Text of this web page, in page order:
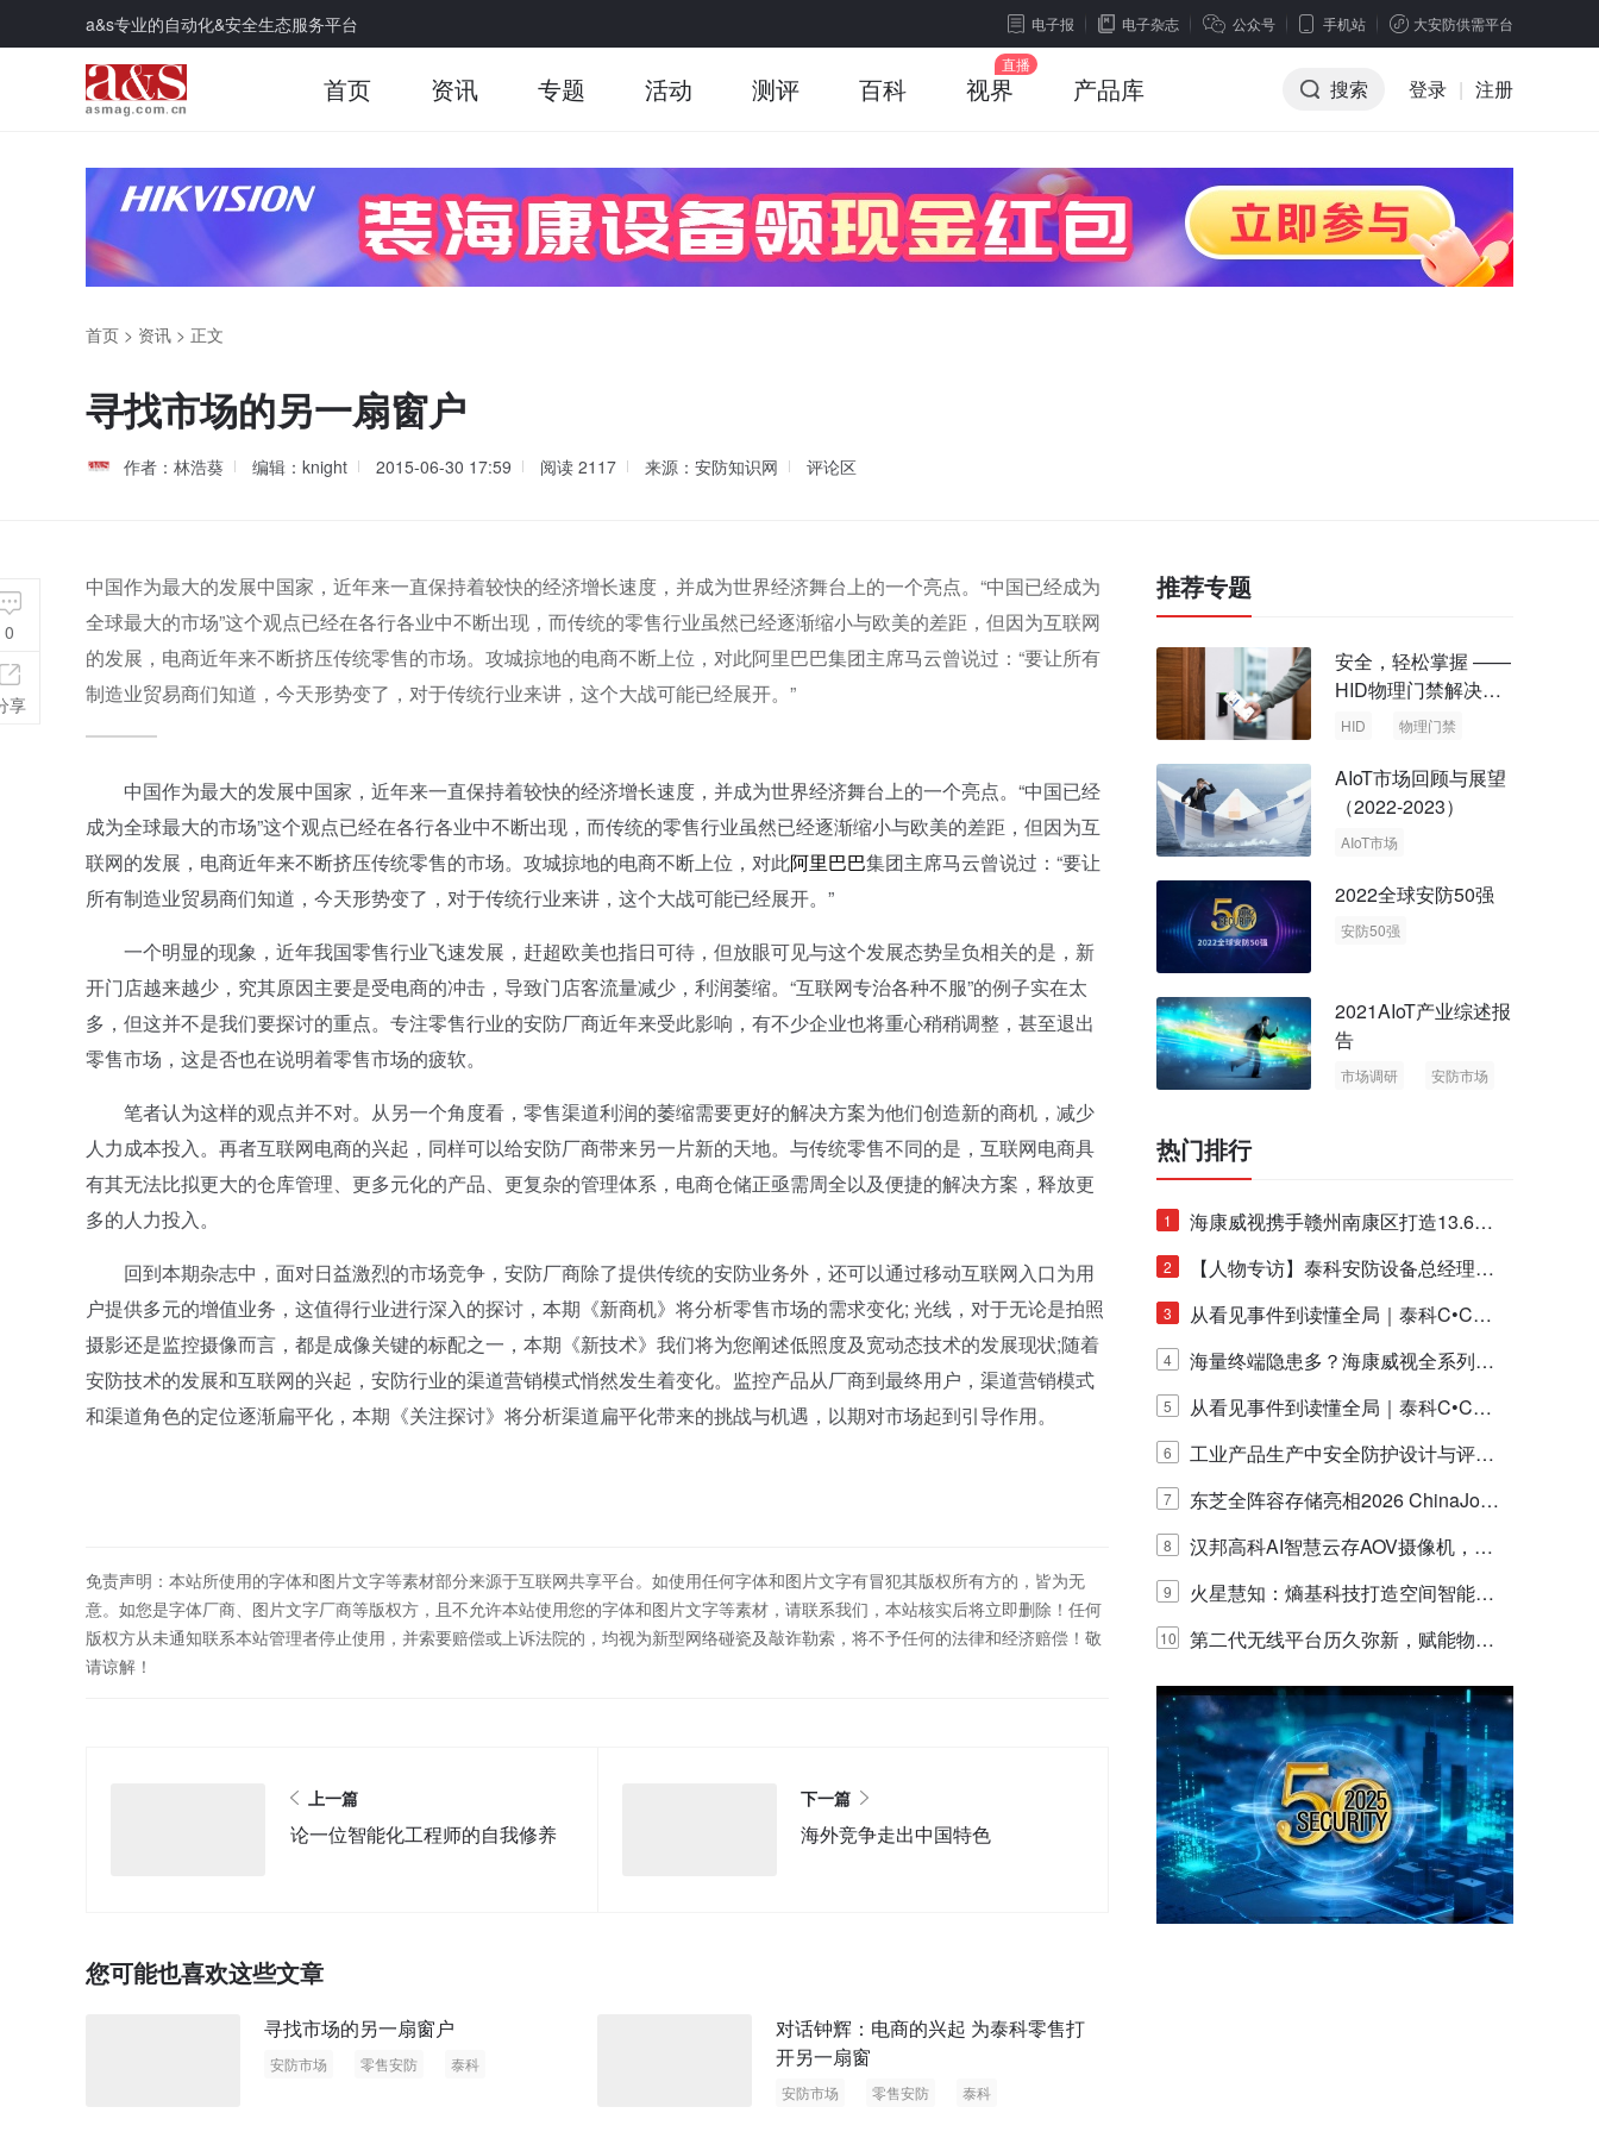
a&s专业的自动化&安全生态服务平台 电子报 电子杂志 公众号 手机站 大安防供需平台
首页 资讯 专题 活动 测评 百科 视界 产品库 搜索 登录 | 注册
首页 > 资讯 > 正文
寻找市场的另一扇窗户
作者：林浩葵 编辑：knight 2015-06-30 17:59 阅读 2117 来源：安防知识网 评论区
中国作为最大的发展中国家，近年来一直保持着较快的经济增长速度，并成为世界经济舞台上的一个亮点。“中国已经成为
全球最大的市场”这个观点已经在各行各业中不断出现，而传统的零售行业虽然已经逐渐缩小与欧美的差距，但因为互联网
的发展，电商近年来不断挤压传统零售的市场。攻城掠地的电商不断上位，对此阿里巴巴集团主席马云曾说过：“要让所有
制造业贸易商们知道，今天形势变了，对于传统行业来讲，这个大战可能已经展开。”
中国作为最大的发展中国家，近年来一直保持着较快的经济增长速度，并成为世界经济舞台上的一个亮点。“中国已经
成为全球最大的市场”这个观点已经在各行各业中不断出现，而传统的零售行业虽然已经逐渐缩小与欧美的差距，但因为互
联网的发展，电商近年来不断挤压传统零售的市场。攻城掠地的电商不断上位，对此阿里巴巴集团主席马云曾说过：“要让
所有制造业贸易商们知道，今天形势变了，对于传统行业来讲，这个大战可能已经展开。”
一个明显的现象，近年我国零售行业飞速发展，赶超欧美也指日可待，但放眼可见与这个发展态势呈负相关的是，新
开门店越来越少，究其原因主要是受电商的冲击，导致门店客流量减少，利润萎缩。“互联网专治各种不服”的例子实在太
多，但这并不是我们要探讨的重点。专注零售行业的安防厂商近年来受此影响，有不少企业也将重心稍稍调整，甚至退出
零售市场，这是否也在说明着零售市场的疲软。
笔者认为这样的观点并不对。从另一个角度看，零售渠道利润的萎缩需要更好的解决方案为他们创造新的商机，减少
人力成本投入。再者互联网电商的兴起，同样可以给安防厂商带来另一片新的天地。与传统零售不同的是，互联网电商具
有其无法比拟更大的仓库管理、更多元化的产品、更复杂的管理体系，电商仓储正亟需周全以及便捷的解决方案，释放更
多的人力投入。
回到本期杂志中，面对日益激烈的市场竞争，安防厂商除了提供传统的安防业务外，还可以通过移动互联网入口为用
户提供多元的增值业务，这值得行业进行深入的探讨，本期《新商机》将分析零售市场的需求变化; 光线，对于无论是拍照
摄影还是监控摄像而言，都是成像关键的标配之一，本期《新技术》我们将为您阐述低照度及宽动态技术的发展现状;随着
安防技术的发展和互联网的兴起，安防行业的渠道营销模式悄然发生着变化。监控产品从厂商到最终用户，渠道营销模式
和渠道角色的定位逐渐扁平化，本期《关注探讨》将分析渠道扁平化带来的挑战与机遇，以期对市场起到引导作用。
免责声明：本站所使用的字体和图片文字等素材部分来源于互联网共享平台。如使用任何字体和图片文字有冒犯其版权所有方的，皆为无
意。如您是字体厂商、图片文字厂商等版权方，且不允许本站使用您的字体和图片文字等素材，请联系我们，本站核实后将立即删除！任何
版权方从未通知联系本站管理者停止使用，并索要赔偿或上诉法院的，均视为新型网络碰瓷及敲诈勒索，将不予任何的法律和经济赔偿！敬
请谅解！
上一篇
论一位智能化工程师的自我修养
下一篇
海外竞争走出中国特色
您可能也喜欢这些文章
寻找市场的另一扇窗户
安防市场 零售安防 泰科
对话钟辉：电商的兴起 为泰科零售打
开另一扇窗
安防市场 零售安防 泰科
0
享
推荐专题
安全，轻松掌握 ——
HID物理门禁解决方
案，启动智慧安全新
HID 物理门禁
AIoT市场回顾与展望
（2022-2023）
AIoT市场
2022全球安防50强
安防50强
2021AIoT产业综述报
告
市场调研
安防市场
热门排行
1
海康威视携手赣州南康区打造13.6公
里绿波网
2
【人物专访】泰科安防设备总经理张
宁解码安防出海新范式
3
从看见事件到读懂全局｜泰科C•CUR
E IQ 3.20开启安防运营智能新时代
4
海量终端隐患多？海康威视全系列物
联安全产品，四层守护更放心！
5
从看见事件到读懂全局｜泰科C•CUR
E IQ 3.20开启安防运营智能新时代
6
工业产品生产中安全防护设计与评估
的实践与探讨
7
东芝全阵容存储亮相2026 ChinaJo
y，以海量数据底座赋能“与AI同游”新
体验
8
汉邦高科AI智慧云存AOV摄像机，三
目太阳能多摄球机
9
火星慧知：熵基科技打造空间智能时
代的认知中枢
10
第二代无线平台历久弥新，赋能物联
网创新迭代